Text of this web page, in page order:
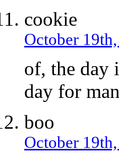
cookie
October
of, the day
day for
boo
October